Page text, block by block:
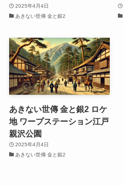
2025年4月4日
あきない世傳 金と銀2
あきない世傳 金と銀2 ロケ
地 ワープステーション江戸
親沢公園
2025年4月4日
あきない世傳 金と銀2